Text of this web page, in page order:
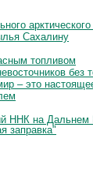
арктического
Сахалину
топливом
без
– это
ННК на Дальнем
заправка"